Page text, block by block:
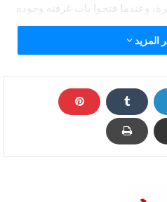
وعندما فتحوا باب غرفته وجوده
الشرعي لتشريح الجثة وبيان سبب
لاتخاذ الإجراءات القانونية .
بسبب جدته
المزيد